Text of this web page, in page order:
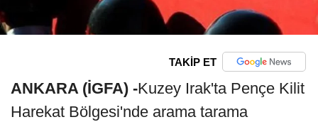
TAKİP ET
ANKARA (İGFA) -Kuzey Irak'ta Pençe Kilit
Harekat Bölgesi'nde arama tarama